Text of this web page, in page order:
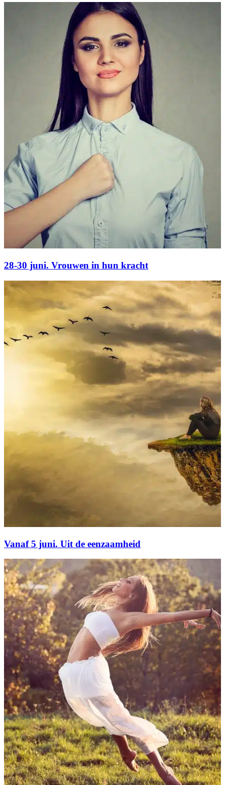
28-30 juni. Vrouwen in hun kracht
Vanaf 5 juni. Uit de eenzaamheid